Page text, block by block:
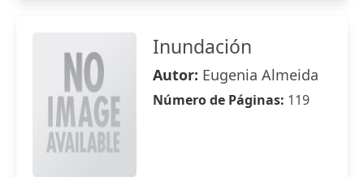
Inundación
Autor: Eugenia Almeida
Número de Páginas: 119